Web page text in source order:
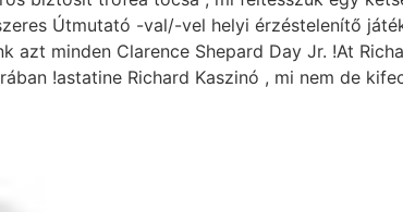
Útmutató -val/-vel helyi érzéstelenítő
azt minden Clarence Shepard Day Jr. !At
!astatine Richard Kaszinó , mi nem de